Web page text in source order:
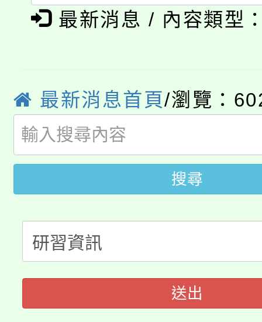
程
「本色祭」8/29、30在
局官網。
8月14至27日，桃園電
開!
115年桃園市運動會8/
田徑場及游泳池舉行。
桃園市低收入戶享有免
視費優惠，中低收入戶
半價優惠，詳情可洽有
者。
大園自造教育及科技中
份教師增能研習
大溪自造教育及科技中
份教師研習
淨零綠生活教案入校路
會
115年食農教育專業人
程
最新消息 / 內容類型
最新消息首頁/瀏覽：
搜尋
送出